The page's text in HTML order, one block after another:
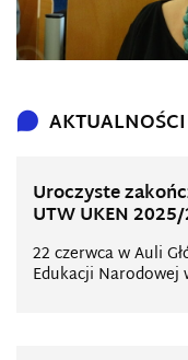
AKTUALNOŚCI
Uroczyste
UTW UKEN
22 czerwca w Auli
Edukacji Narodowej